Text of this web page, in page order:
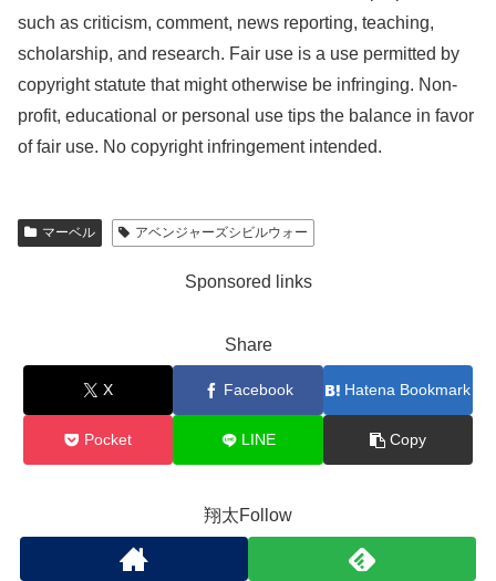
such as criticism, comment, news reporting, teaching,
scholarship, and research. Fair use is a use permitted by
copyright statute that might otherwise be infringing. Non-
profit, educational or personal use tips the balance in favor
of fair use. No copyright infringement intended.
マーベル アベンジャーズシビルウォー
Sponsored links
Share
X Facebook Hatena Bookmark
Pocket LINE Copy
翔太Follow